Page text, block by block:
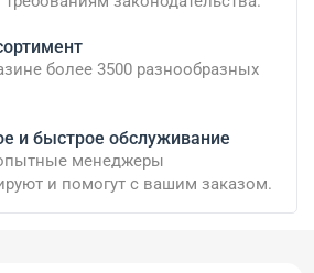
более 3500 разнообразных
и быстрое обслуживание
менеджеры
и помогут с вашим заказом.